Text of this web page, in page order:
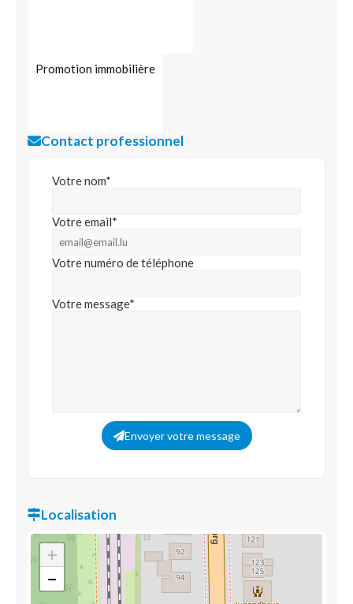
Promotion immobilière
Contact professionnel
Votre nom*
Votre email*
Votre numéro de téléphone
Votre message*
Envoyer votre message
Localisation
+
−